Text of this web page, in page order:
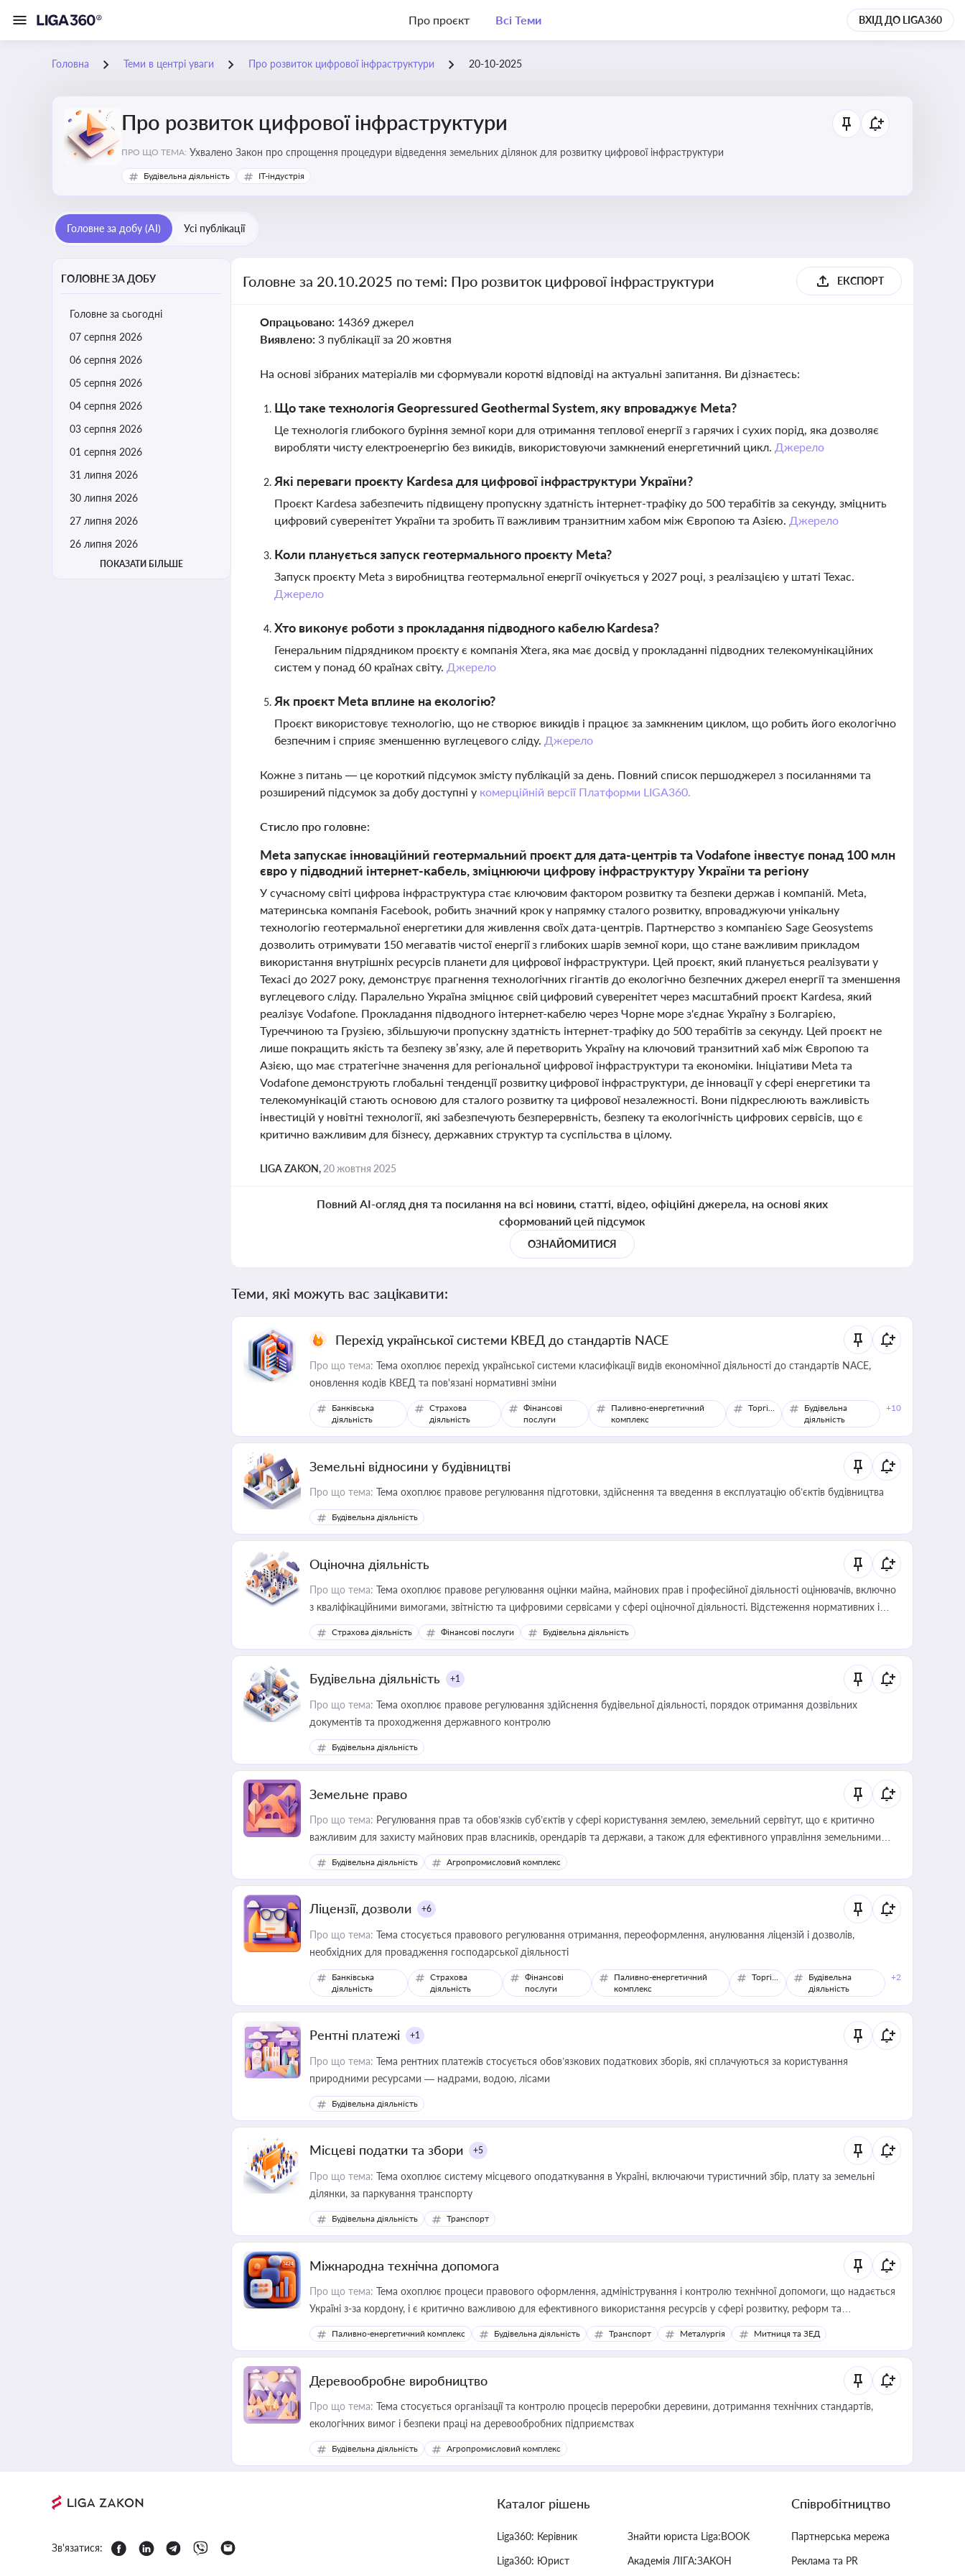
Про проєкт Всі Теми ВХІД ДО LIGA360
Головна Теми в центрі уваги Про розвиток цифрової інфраструктури 20-10-2025
Про розвиток цифрової інфраструктури
ПРО ЩО ТЕМА: Ухвалено Закон про спрощення процедури відведення земельних ділянок для розвитку цифрової інфраструктури
Будівельна діяльність IT-індустрія
Головне за добу (AI) Усі публікації
ГОЛОВНЕ ЗА ДОБУ
Головне за сьогодні
07 серпня 2026
06 серпня 2026
05 серпня 2026
04 серпня 2026
03 серпня 2026
01 серпня 2026
31 липня 2026
30 липня 2026
27 липня 2026
26 липня 2026
ПОКАЗАТИ БІЛЬШЕ
Головне за 20.10.2025 по темі: Про розвиток цифрової інфраструктури ЕКСПОРТ
Опрацьовано: 14369 джерел
Виявлено: 3 публікації за 20 жовтня
На основі зібраних матеріалів ми сформували короткі відповіді на актуальні запитання. Ви дізнаєтесь:
Що таке технологія Geopressured Geothermal System, яку впроваджує Meta?
Це технологія глибокого буріння земної кори для отримання теплової енергії з гарячих і сухих порід, яка дозволяє
виробляти чисту електроенергію без викидів, використовуючи замкнений енергетичний цикл. Джерело
Які переваги проєкту Kardesa для цифрової інфраструктури України?
Проєкт Kardesa забезпечить підвищену пропускну здатність інтернет-трафіку до 500 терабітів за секунду, зміцнить
цифровий суверенітет України та зробить її важливим транзитним хабом між Європою та Азією. Джерело
Коли планується запуск геотермального проєкту Meta?
Запуск проєкту Meta з виробництва геотермальної енергії очікується у 2027 році, з реалізацією у штаті Техас.
Джерело
Хто виконує роботи з прокладання підводного кабелю Kardesa?
Генеральним підрядником проєкту є компанія Xtera, яка має досвід у прокладанні підводних телекомунікаційних
систем у понад 60 країнах світу. Джерело
Як проєкт Meta вплине на екологію?
Проєкт використовує технологію, що не створює викидів і працює за замкненим циклом, що робить його екологічно
безпечним і сприяє зменшенню вуглецевого сліду. Джерело
Кожне з питань — це короткий підсумок змісту публікацій за день. Повний список першоджерел з посиланнями та
розширений підсумок за добу доступні у комерційній версії Платформи LIGA360.
Стисло про головне:
Meta запускає інноваційний геотермальний проєкт для дата-центрів та Vodafone інвестує понад 100 млн
євро у підводний інтернет-кабель, зміцнюючи цифрову інфраструктуру України та регіону
У сучасному світі цифрова інфраструктура стає ключовим фактором розвитку та безпеки держав і компаній. Meta,
материнська компанія Facebook, робить значний крок у напрямку сталого розвитку, впроваджуючи унікальну
технологію геотермальної енергетики для живлення своїх дата-центрів. Партнерство з компанією Sage Geosystems
дозволить отримувати 150 мегаватів чистої енергії з глибоких шарів земної кори, що стане важливим прикладом
використання внутрішніх ресурсів планети для цифрової інфраструктури. Цей проєкт, який планується реалізувати у
Техасі до 2027 року, демонструє прагнення технологічних гігантів до екологічно безпечних джерел енергії та зменшення
вуглецевого сліду. Паралельно Україна зміцнює свій цифровий суверенітет через масштабний проєкт Kardesa, який
реалізує Vodafone. Прокладання підводного інтернет-кабелю через Чорне море з'єднає Україну з Болгарією,
Туреччиною та Грузією, збільшуючи пропускну здатність інтернет-трафіку до 500 терабітів за секунду. Цей проєкт не
лише покращить якість та безпеку зв’язку, але й перетворить Україну на ключовий транзитний хаб між Європою та
Азією, що має стратегічне значення для регіональної цифрової інфраструктури та економіки. Ініціативи Meta та
Vodafone демонструють глобальні тенденції розвитку цифрової інфраструктури, де інновації у сфері енергетики та
телекомунікацій стають основою для сталого розвитку та цифрової незалежності. Вони підкреслюють важливість
інвестицій у новітні технології, які забезпечують безперервність, безпеку та екологічність цифрових сервісів, що є
критично важливим для бізнесу, державних структур та суспільства в цілому.
LIGA ZAKON, 20 жовтня 2025
Повний AI-огляд дня та посилання на всі новини, статті, відео, офіційні джерела, на основі яких
сформований цей підсумок
ОЗНАЙОМИТИСЯ
Теми, які можуть вас зацікавити:
Перехід української системи КВЕД до стандартів NACE
Про що тема: Тема охоплює перехід української системи класифікації видів економічної діяльності до стандартів NACE,
оновлення кодів КВЕД та пов'язані нормативні зміни
Банківська
діяльність
Страхова
діяльність
Фінансові
послуги
Паливно-енергетичний
комплекс
Торгівля
Будівельна
діяльність
+10
Земельні відносини у будівництві
Про що тема: Тема охоплює правове регулювання підготовки, здійснення та введення в експлуатацію об’єктів будівництва
Будівельна діяльність
Оціночна діяльність
Про що тема: Тема охоплює правове регулювання оцінки майна, майнових прав і професійної діяльності оцінювачів, включно
з кваліфікаційними вимогами, звітністю та цифровими сервісами у сфері оціночної діяльності. Відстеження нормативних і
медійних змін у цій сфері корисне для власника бізнесу, керівника, юриста або бухгалтера під час оподаткування,
приватизації, оренди державного майна, корпоративних угод і перевірки статусу суб'єктів оціночної діяльності
Страхова діяльність Фінансові послуги Будівельна діяльність
Будівельна діяльність +1
Про що тема: Тема охоплює правове регулювання здійснення будівельної діяльності, порядок отримання дозвільних
документів та проходження державного контролю
Будівельна діяльність
Земельне право
Про що тема: Регулювання прав та обов’язків суб’єктів у сфері користування землею, земельний сервітут, що є критично
важливим для захисту майнових прав власників, орендарів та держави, а також для ефективного управління земельними
ресурсами
Будівельна діяльність Агропромисловий комплекс
Ліцензії, дозволи +6
Про що тема: Тема стосується правового регулювання отримання, переоформлення, анулювання ліцензій і дозволів,
необхідних для провадження господарської діяльності
Банківська
діяльність
Страхова
діяльність
Фінансові
послуги
Паливно-енергетичний
комплекс
Торгівля
Будівельна
діяльність
+2
Рентні платежі +1
Про що тема: Тема рентних платежів стосується обов’язкових податкових зборів, які сплачуються за користування
природними ресурсами — надрами, водою, лісами
Будівельна діяльність
Місцеві податки та збори +5
Про що тема: Тема охоплює систему місцевого оподаткування в Україні, включаючи туристичний збір, плату за земельні
ділянки, за паркування транспорту
Будівельна діяльність Транспорт
Міжнародна технічна допомога
Про що тема: Тема охоплює процеси правового оформлення, адміністрування і контролю технічної допомоги, що надається
Україні з-за кордону, і є критично важливою для ефективного використання ресурсів у сфері розвитку, реформ та
інфраструктурних проєктів
Паливно-енергетичний комплекс Будівельна діяльність Транспорт Металургія Митниця та ЗЕД
Деревообробне виробництво
Про що тема: Тема стосується організації та контролю процесів переробки деревини, дотримання технічних стандартів,
екологічних вимог і безпеки праці на деревообробних підприємствах
Будівельна діяльність Агропромисловий комплекс
Зв'язатися:
Каталог рішень
Liga360: Керівник
Liga360: Юрист
Знайти юриста Liga:BOOK
Академія ЛІГА:ЗАКОН
Співробітництво
Партнерська мережа
Реклама та PR